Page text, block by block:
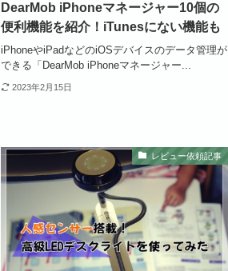
DearMob iPhoneマネージャー10個の
便利機能を紹介！iTunesにない機能も
iPhoneやiPadなどのiOSデバイスのデータ管理が
できる「DearMob iPhoneマネージャー...
2023年2月15日
レビュー依頼記事